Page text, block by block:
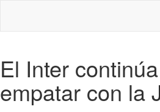
El Inter
empatar con la